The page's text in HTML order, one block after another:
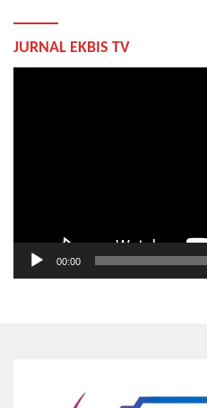
JURNAL EKBIS TV
00:00